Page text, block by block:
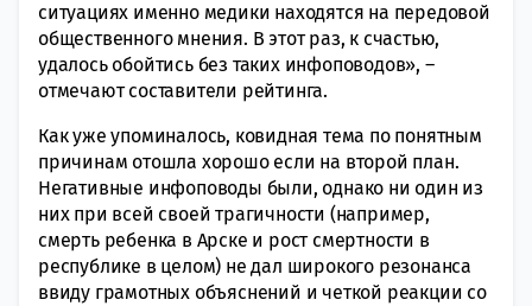
ситуациях именно медики находятся на передовой
общественного мнения. В этот раз, к счастью,
удалось обойтись без таких инфоповодов», –
отмечают составители рейтинга.
Как уже упоминалось, ковидная тема по понятным
причинам отошла хорошо если на второй план.
Негативные инфоповоды были, однако ни один из
них при всей своей трагичности (например,
смерть ребенка в Арске и рост смертности в
республике в целом) не дал широкого резонанса
ввиду грамотных объяснений и четкой реакции со